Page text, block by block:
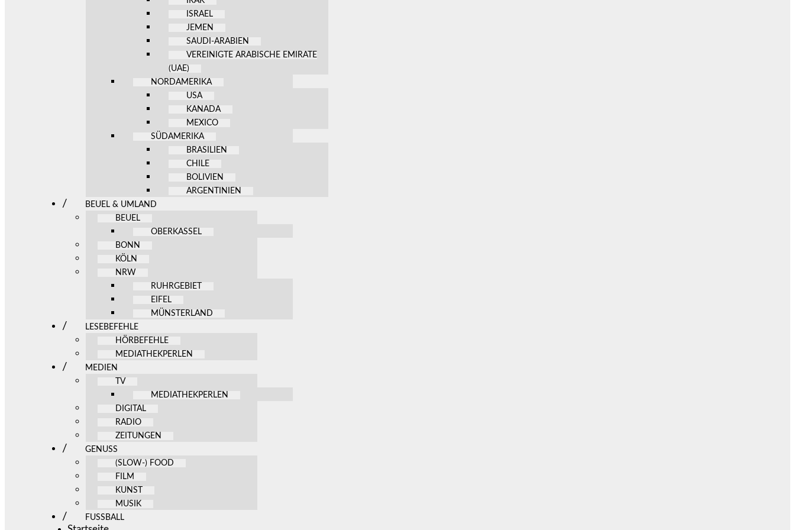
ISRAEL
JEMEN
SAUDI-ARABIEN
VEREINIGTE ARABISCHE EMIRATE
(UAE)
NORDAMERIKA
USA
KANADA
MEXICO
SÜDAMERIKA
BRASILIEN
CHILE
BOLIVIEN
ARGENTINIEN
BEUEL & UMLAND
BEUEL
OBERKASSEL
BONN
KÖLN
NRW
RUHRGEBIET
EIFEL
MÜNSTERLAND
LESEBEFEHLE
HÖRBEFEHLE
MEDIATHEKPERLEN
MEDIEN
TV
MEDIATHEKPERLEN
DIGITAL
RADIO
ZEITUNGEN
GENUSS
(SLOW-) FOOD
FILM
KUNST
MUSIK
FUSSBALL